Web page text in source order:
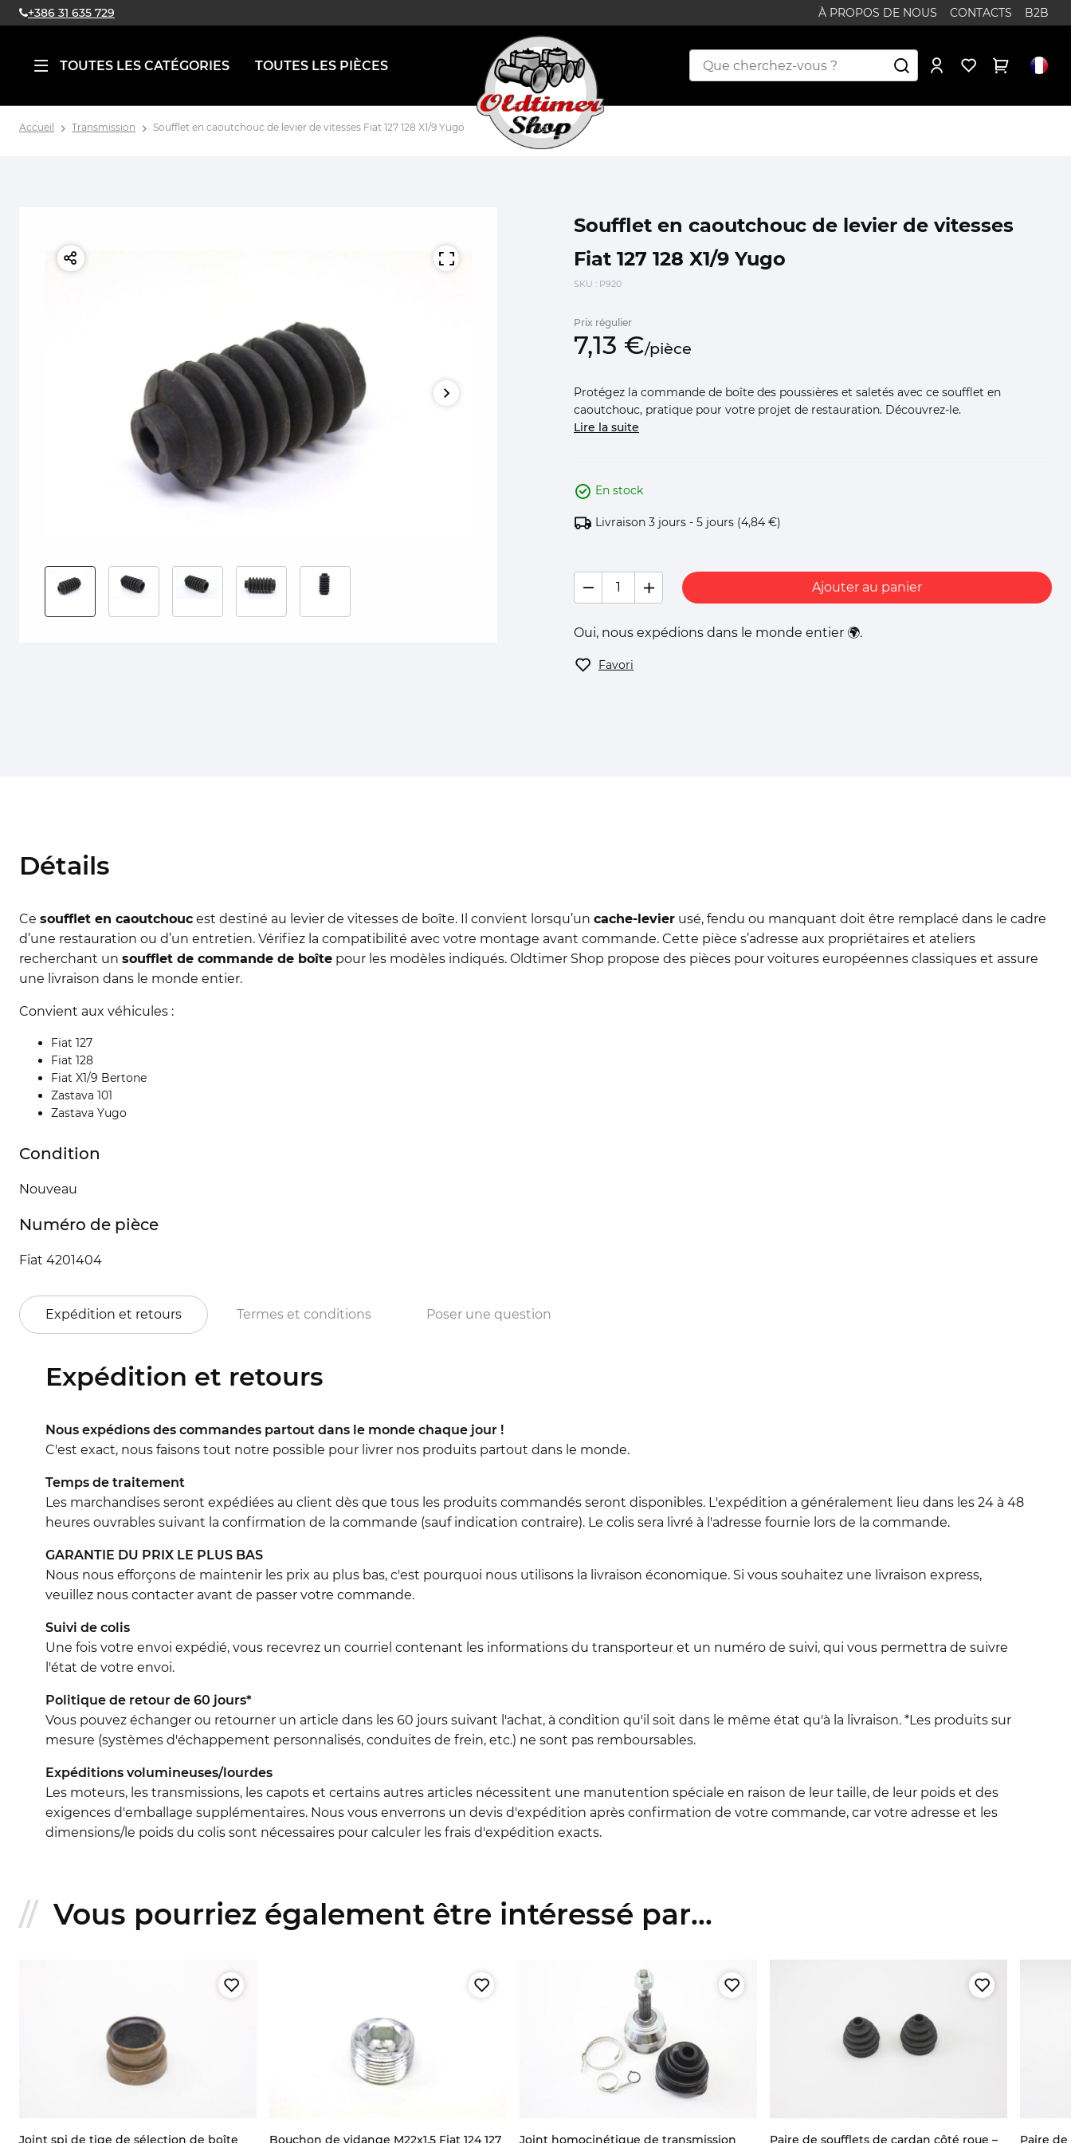
+386 31 635 729 À PROPOS DE NOUS CONTACTS B2B
TOUTES LES CATÉGORIES TOUTES LES PIÈCES
Accueil Transmission Soufflet en caoutchouc de levier de vitesses Fiat 127 128 X1/9 Yugo
Soufflet en caoutchouc de levier de vitesses
Fiat 127 128 X1/9 Yugo
SKU : P920
Prix régulier
7,13 €/pièce
Protégez la commande de boîte des poussières et saletés avec ce soufflet en
caoutchouc, pratique pour votre projet de restauration. Découvrez-le.
Lire la suite
En stock
Livraison 3 jours - 5 jours (4,84 €)
Ajouter au panier
Oui, nous expédions dans le monde entier 🌍.
Favori
Détails
Ce soufflet en caoutchouc est destiné au levier de vitesses de boîte. Il convient lorsqu’un cache-levier usé, fendu ou manquant doit être remplacé dans le cadre
d’une restauration ou d’un entretien. Vérifiez la compatibilité avec votre montage avant commande. Cette pièce s’adresse aux propriétaires et ateliers
recherchant un soufflet de commande de boîte pour les modèles indiqués. Oldtimer Shop propose des pièces pour voitures européennes classiques et assure
une livraison dans le monde entier.
Convient aux véhicules :
Fiat 127
Fiat 128
Fiat X1/9 Bertone
Zastava 101
Zastava Yugo
Condition
Nouveau
Numéro de pièce
Fiat 4201404
Expédition et retours Termes et conditions Poser une question
Expédition et retours
Nous expédions des commandes partout dans le monde chaque jour !
C'est exact, nous faisons tout notre possible pour livrer nos produits partout dans le monde.
Temps de traitement
Les marchandises seront expédiées au client dès que tous les produits commandés seront disponibles. L'expédition a généralement lieu dans les 24 à 48
heures ouvrables suivant la confirmation de la commande (sauf indication contraire). Le colis sera livré à l'adresse fournie lors de la commande.
GARANTIE DU PRIX LE PLUS BAS
Nous nous efforçons de maintenir les prix au plus bas, c'est pourquoi nous utilisons la livraison économique. Si vous souhaitez une livraison express,
veuillez nous contacter avant de passer votre commande.
Suivi de colis
Une fois votre envoi expédié, vous recevrez un courriel contenant les informations du transporteur et un numéro de suivi, qui vous permettra de suivre
l'état de votre envoi.
Politique de retour de 60 jours*
Vous pouvez échanger ou retourner un article dans les 60 jours suivant l'achat, à condition qu'il soit dans le même état qu'à la livraison. *Les produits sur
mesure (systèmes d'échappement personnalisés, conduites de frein, etc.) ne sont pas remboursables.
Expéditions volumineuses/lourdes
Les moteurs, les transmissions, les capots et certains autres articles nécessitent une manutention spéciale en raison de leur taille, de leur poids et des
exigences d'emballage supplémentaires. Nous vous enverrons un devis d'expédition après confirmation de votre commande, car votre adresse et les
dimensions/le poids du colis sont nécessaires pour calculer les frais d'expédition exacts.
Vous pourriez également être intéressé par...
Joint spi de tige de sélection de boîte
Bouchon de vidange M22x1,5 Fiat 124 127
Joint homocinétique de transmission
Paire de soufflets de cardan côté roue –
Paire